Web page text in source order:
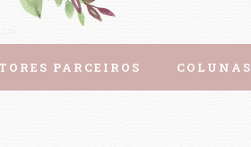
PARCEIROS COLUNAS